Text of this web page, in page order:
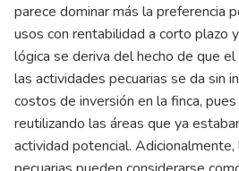
parece dominar más la preferencia
usos con rentabilidad a corto plazo
lógica se deriva del hecho de que
las actividades pecuarias se da sin
costos de inversión en la finca,
reutilizando las áreas que ya
actividad potencial.